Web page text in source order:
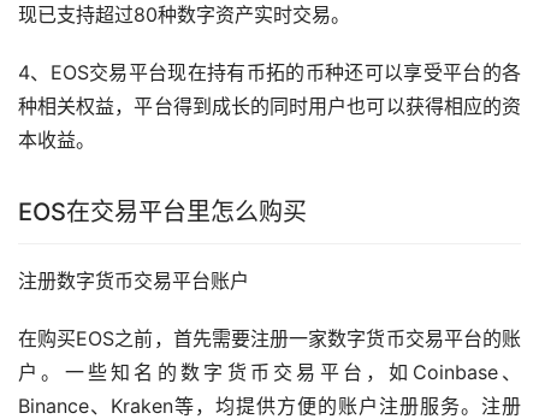
现已支持超过80种数字资产实时交易。
4、EOS交易平台现在持有币拓的币种还可以享受平台的各
种相关权益，平台得到成长的同时用户也可以获得相应的资
本收益。
EOS在交易平台里怎么购买
注册数字货币交易平台账户
在购买EOS之前，首先需要注册一家数字货币交易平台的账
户。一些知名的数字货币交易平台，如Coinbase、
Binance、Kraken等，均提供方便的账户注册服务。注册